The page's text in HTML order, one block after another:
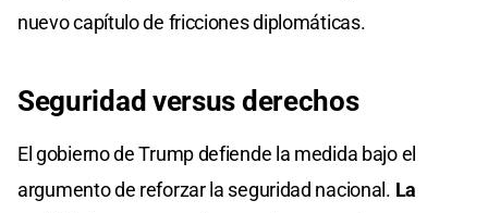
nuevo capítulo de fricciones diplomáticas.
Seguridad versus derechos
El gobierno de Trump defiende la medida bajo el
argumento de reforzar la seguridad nacional. La